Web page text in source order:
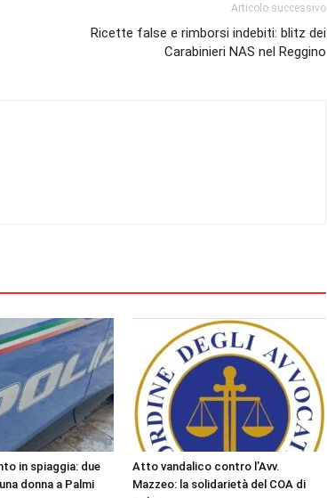
Articolo successivo
Ricette false e rimborsi indebiti: blitz dei
Carabinieri NAS nel Reggino
in spiaggia: due
donna a Palmi
Atto vandalico contro l’Avv.
Mazzeo: la solidarietà del COA di